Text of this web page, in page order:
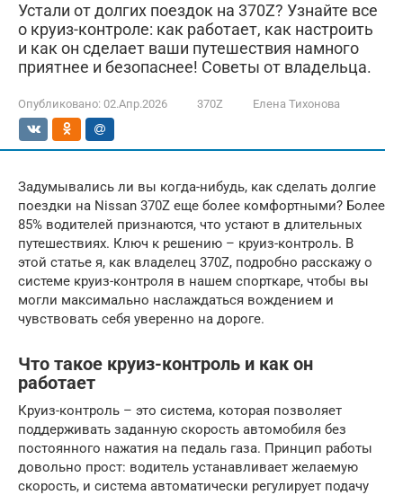
Устали от долгих поездок на 370Z? Узнайте все
о круиз-контроле: как работает, как настроить
и как он сделает ваши путешествия намного
приятнее и безопаснее! Советы от владельца.
Опубликовано: 02.Апр.2026 370Z Елена Тихонова
Задумывались ли вы когда-нибудь, как сделать долгие
поездки на Nissan 370Z еще более комфортными? Более
85% водителей признаются, что устают в длительных
путешествиях. Ключ к решению – круиз-контроль. В
этой статье я, как владелец 370Z, подробно расскажу о
системе круиз-контроля в нашем спорткаре, чтобы вы
могли максимально наслаждаться вождением и
чувствовать себя уверенно на дороге.
Что такое круиз-контроль и как он
работает
Круиз-контроль – это система, которая позволяет
поддерживать заданную скорость автомобиля без
постоянного нажатия на педаль газа. Принцип работы
довольно прост: водитель устанавливает желаемую
скорость, и система автоматически регулирует подачу